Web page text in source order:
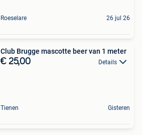
Roeselare 26 jul 26
Club Brugge mascotte beer van 1 meter
€ 25,00 Details
Tienen Gisteren